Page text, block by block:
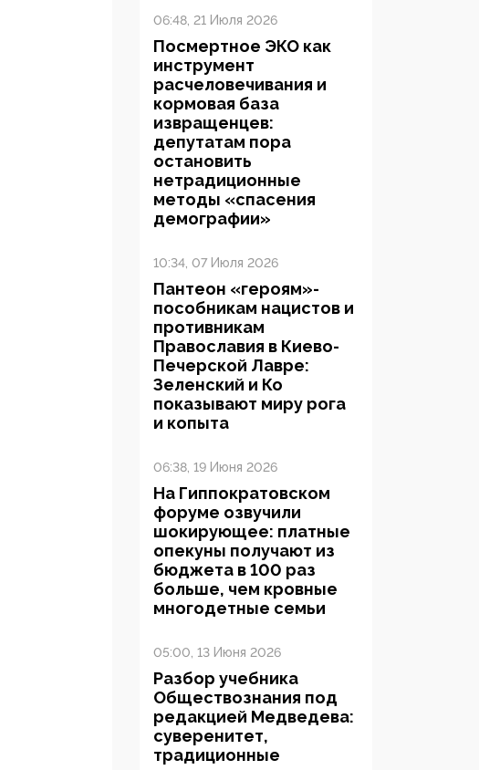
06:48, 21 Июля 2026
Посмертное ЭКО как
инструмент
расчеловечивания и
кормовая база
извращенцев:
депутатам пора
остановить
нетрадиционные
методы «спасения
демографии»
10:34, 07 Июля 2026
Пантеон «героям»-
пособникам нацистов и
противникам
Православия в Киево-
Печерской Лавре:
Зеленский и Ко
показывают миру рога
и копыта
06:38, 19 Июня 2026
На Гиппократовском
форуме озвучили
шокирующее: платные
опекуны получают из
бюджета в 100 раз
больше, чем кровные
многодетные семьи
05:00, 13 Июня 2026
Разбор учебника
Обществознания под
редакцией Медведева:
суверенитет,
традиционные